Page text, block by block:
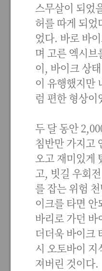
스무살이 되었
허를 따게 되
었다. 바로 바
며 고른 엑시
이, 바이크 상
이 유행했지만
럼 편한 형상이
두 달 동안
침반만 가지고
오고 재미있게
고, 빗길 우회
를 잡는 위험
이크를 타면
바리로 가던
더더욱 바이크
시 오토바이
져버린 것이다.